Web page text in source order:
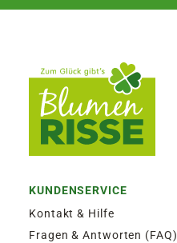
KUNDENSERVICE
Kontakt & Hilfe
Fragen & Antworten (FAQ)